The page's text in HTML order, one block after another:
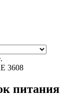
питания